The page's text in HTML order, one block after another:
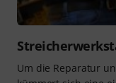
Um die Reparatur